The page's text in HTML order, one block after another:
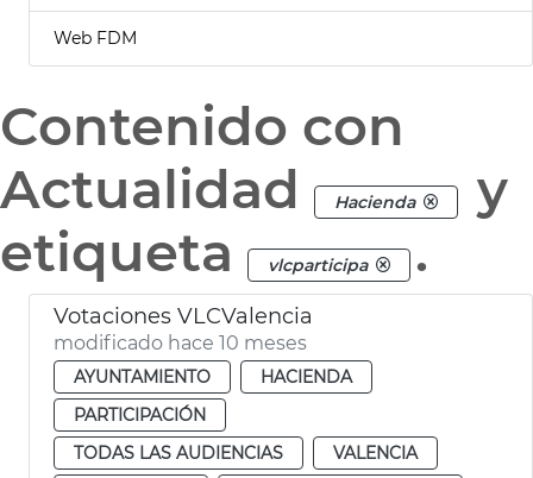
Web FDM
Contenido con
Actualidad
Hacienda
y
etiqueta
vlcparticipa .
Votaciones VLCValencia
modificado hace 10 meses
AYUNTAMIENTO
HACIENDA
PARTICIPACIÓN
TODAS LAS AUDIENCIAS
VALENCIA